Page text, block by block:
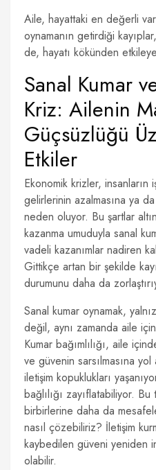
Aile, hayattaki en değerli
oynamanın getirdiği
de, hayatı kökünden
Sanal Kumar
Kriz: Ailenin
Güçsüzlüğü
Etkiler
Ekonomik krizler, insanların
gelirlerinin azalmasına ya
neden oluyor. Bu şartlar
kazanma umuduyla sanal
vadeli kazanımlar nadiren
Gittikçe artan bir şekilde
durumunu daha da
Sanal kumar oynamak,
değil, aynı zamanda aile
Kumar bağımlılığı, aile
ve güvenin sarsılmasına
iletişim kopuklukları
bağlılığı zayıflatabiliyor.
birbirlerine daha da
nasıl çözebiliriz? İletişim
kaybedilen güveni yeniden
olabilir.